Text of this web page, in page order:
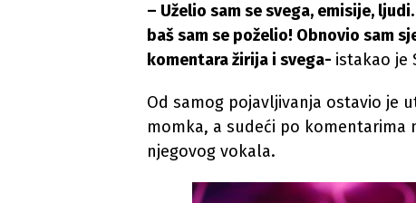
– Uželio sam se svega, emisije,
baš sam se poželio! Obnovio sam
komentara žirija i svega- istakao je
Od samog pojavljivanja ostavio je
momka, a sudeći po komentarima
njegovog vokala.